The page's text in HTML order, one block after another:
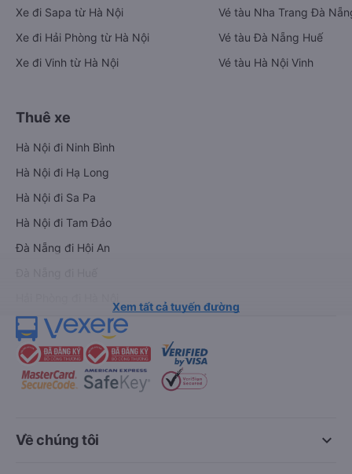
Xe đi Sapa từ Hà Nội
Xe đi Hải Phòng từ Hà Nội
Xe đi Vinh từ Hà Nội
Vé tàu Nha Trang Đà
Vé tàu Đà Nẵng Huế
Vé tàu Hà Nội Vinh
Thuê xe
Hà Nội đi Ninh Bình
Hà Nội đi Hạ Long
Hà Nội đi Sa Pa
Hà Nội đi Tam Đảo
Đà Nẵng đi Hội An
Xem tất cả tuyến đường
keyboard_arrow_down
Về chúng tôi